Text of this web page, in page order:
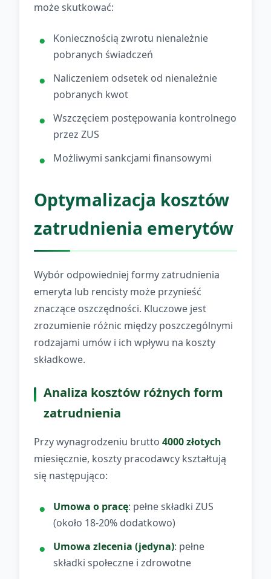
może skutkować:
Koniecznością zwrotu nienależnie
pobranych świadczeń
Naliczeniem odsetek od nienależnie
pobranych kwot
Wszczęciem postępowania kontrolnego
przez ZUS
Możliwymi sankcjami finansowymi
Optymalizacja kosztów
zatrudnienia emerytów
Wybór odpowiedniej formy zatrudnienia
emeryta lub rencisty może przynieść
znaczące oszczędności. Kluczowe jest
zrozumienie różnic między poszczególnymi
rodzajami umów i ich wpływu na koszty
składkowe.
Analiza kosztów różnych form
zatrudnienia
Przy wynagrodzeniu brutto 4000 złotych
miesięcznie, koszty pracodawcy kształtują
się następująco:
Umowa o pracę: pełne składki ZUS
(około 18-20% dodatkowo)
Umowa zlecenia (jedyna): pełne
składki społeczne i zdrowotne